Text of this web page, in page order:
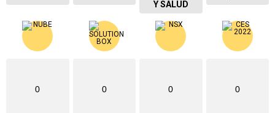
Y SALUD
0 0 0 0